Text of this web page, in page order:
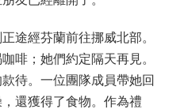
途經芬蘭前往挪威北部。
啡；她們約定隔天再見。
待。一位團隊成員帶她回
還獲得了食物。作為禮